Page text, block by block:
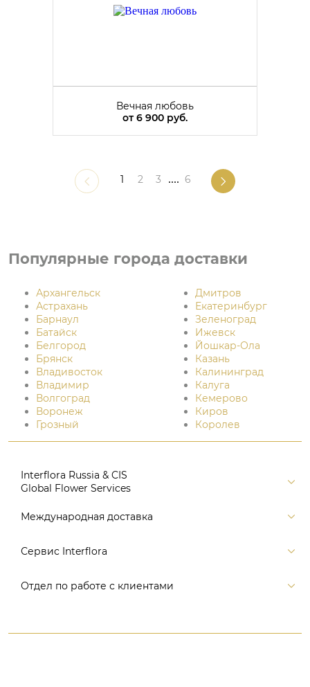
Вечная любовь
от6 900 руб.
1 2 3 .... 6
Популярные города доставки
Архангельск
Астрахань
Барнаул
Батайск
Белгород
Брянск
Владивосток
Владимир
Волгоград
Воронеж
Грозный
Дмитров
Екатеринбург
Зеленоград
Ижевск
Йошкар-Ола
Казань
Калининград
Калуга
Кемерово
Киров
Королев
Interflora Russia & CIS
Global Flower Services
Версия для печати
Поиск
Международная доставка
Россия
Европа
Австралия и Океания
Сервис Interflora
Заказ и оплата
Отдел по работе с клиентами